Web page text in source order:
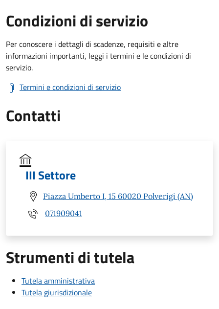
Condizioni di servizio
Per conoscere i dettagli di scadenze, requisiti e altre
informazioni importanti, leggi i termini e le condizioni di
servizio.
Termini e condizioni di servizio
Contatti
III Settore
Piazza Umberto I, 15 60020 Polverigi (AN)
071909041
Strumenti di tutela
Tutela amministrativa
Tutela giurisdizionale